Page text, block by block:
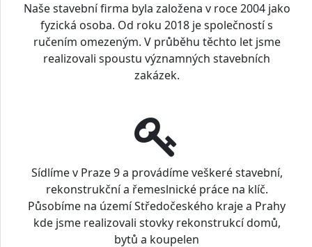
Naše stavební firma byla založena v roce 2004 jako
fyzická osoba. Od roku 2018 je společností s
ručením omezeným. V průběhu těchto let jsme
realizovali spoustu významných stavebních
zakázek.
Sídlíme v Praze 9 a provádíme veškeré stavební,
rekonstrukční a řemeslnické práce na klíč.
Působíme na území Středočeského kraje a Prahy
kde jsme realizovali stovky rekonstrukcí domů,
bytů a koupelen